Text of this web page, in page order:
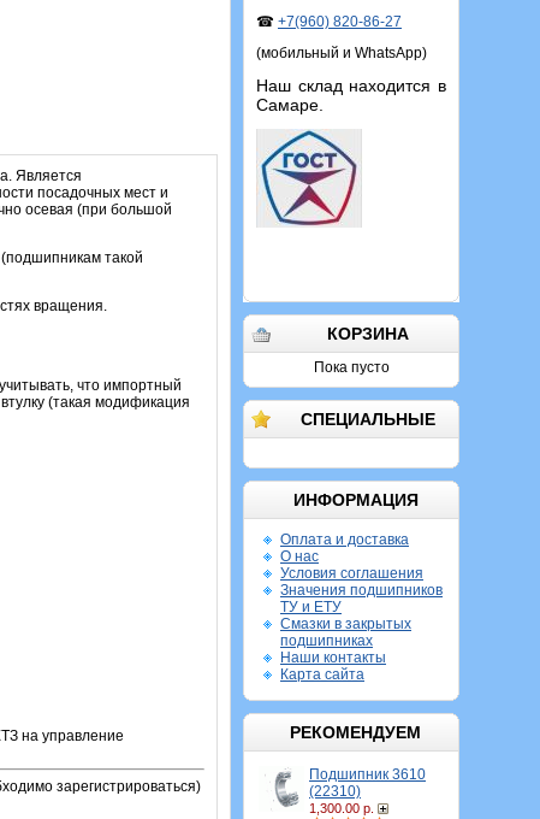
☎ +7(960) 820-86-27
(мобильный и WhatsApp)
Наш склад находится в
Самаре.
КОРЗИНА
Пока пусто
СПЕЦИАЛЬНЫЕ
ИНФОРМАЦИЯ
Оплата и доставка
О нас
Условия соглашения
Значения подшипников
ТУ и ЕТУ
Смазки в закрытых
подшипниках
Наши контакты
Карта сайта
РЕКОМЕНДУЕМ
Подшипник 3610
(22310)
1,300.00 р.
Является
посадочных мест и
осевая (при большой
такой
вращения.
что импортный
(такая модификация
на управление
зарегистрироваться)